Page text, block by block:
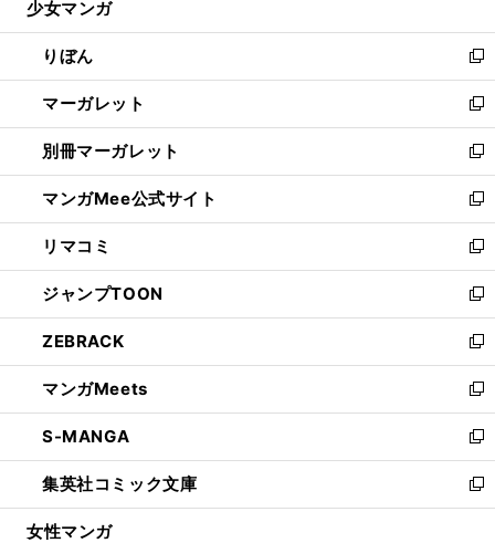
開
く
ウ
で
開
く
ン
ド
ウ
で
開
く
ウ
ィ
ン
ド
ウ
で
開
く
少女マンガ
りぼん
新
し
い
ウ
ィ
ン
ド
ウ
で
開
く
マーガレット
新
し
い
ウ
ィ
ン
ド
ウ
で
開
く
別冊マーガレット
新
し
い
ウ
ィ
ン
ド
ウ
で
開
く
マンガMee公式サイト
新
し
い
ウ
ィ
ン
ド
ウ
で
開
く
リマコミ
新
し
い
ウ
ィ
ン
ド
ウ
で
開
く
ジャンプTOON
新
し
い
ウ
ィ
ン
ド
ウ
で
開
ZEBRACK
新
し
い
ウ
ィ
ン
ド
ウ
マンガMeets
新
し
い
ウ
ィ
ン
S-MANGA
新
し
い
ウ
集英社コミック文庫
新
し
女性マンガ